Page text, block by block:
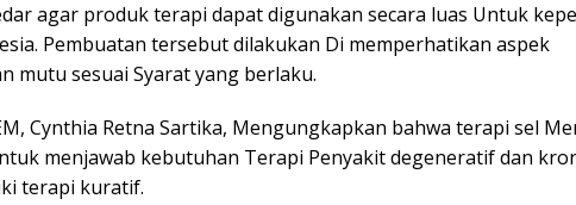
agar produk terapi dapat digunakan secara luas Untuk
Pembuatan tersebut dilakukan Di memperhatikan aspek
mutu sesuai Syarat yang berlaku.
Cynthia Retna Sartika, Mengungkapkan bahwa terapi sel
menjawab kebutuhan Terapi Penyakit degeneratif dan
terapi kuratif.